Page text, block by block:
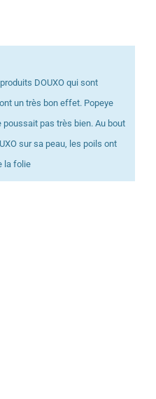
DOUXO qui sont
un très bon effet. Popeye
poussait pas très bien. Au bout
sur sa peau, les poils ont
la folie